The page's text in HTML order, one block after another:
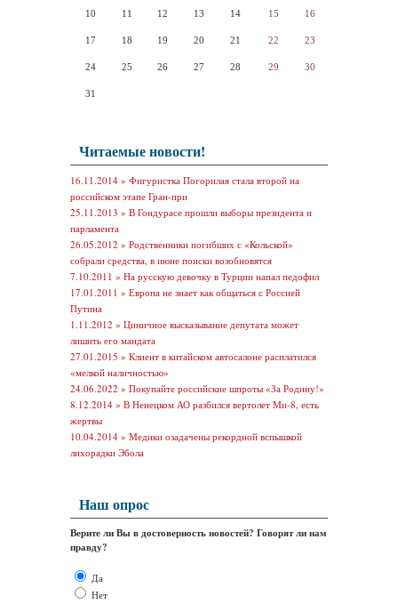
10 11 12 13 14 15 16
17 18 19 20 21 22 23
24 25 26 27 28 29 30
31
Читаемые новости!
16.11.2014 » Фигуристка Погорилая стала второй на
российском этапе Гран-при
25.11.2013 » В Гондурасе прошли выборы президента и
парламента
26.05.2012 » Родственники погибших с «Кольской»
собрали средства, в июне поиски возобновятся
7.10.2011 » На русскую девочку в Турции напал педофил
17.01.2011 » Европа не знает как общаться с Россией
Путина
1.11.2012 » Циничное высказывание депутата может
лишить его мандата
27.01.2015 » Клиент в китайском автосалоне расплатился
«мелкой наличностью»
24.06.2022 » Покупайте российские шпроты «За Родину!»
8.12.2014 » В Ненецком АО разбился вертолет Ми-8, есть
жертвы
10.04.2014 » Медики озадачены рекордной вспышкой
лихорадки Эбола
Наш опрос
Верите ли Вы в достоверность новостей? Говорят ли нам
правду?
Да
Нет